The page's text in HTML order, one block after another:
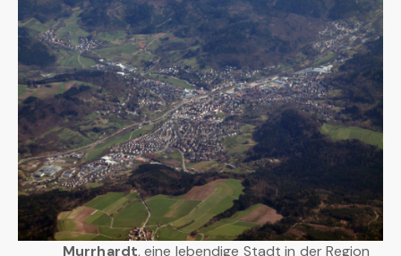
Murrhardt, eine lebendige Stadt in der Region